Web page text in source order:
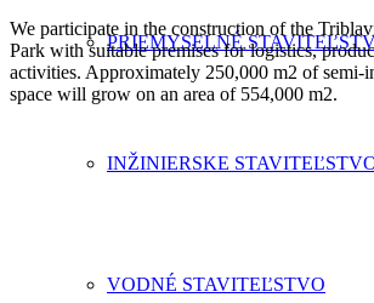
PRIEMYSELNÉ
INŽINIERSKE
VODNÉ STAVITEĽSTVO
We participate in the construction of the
Park with suitable premises for logistics,
activities. Approximately 250,000 m2 of semi-
space will grow on an area of 554,000 m2.